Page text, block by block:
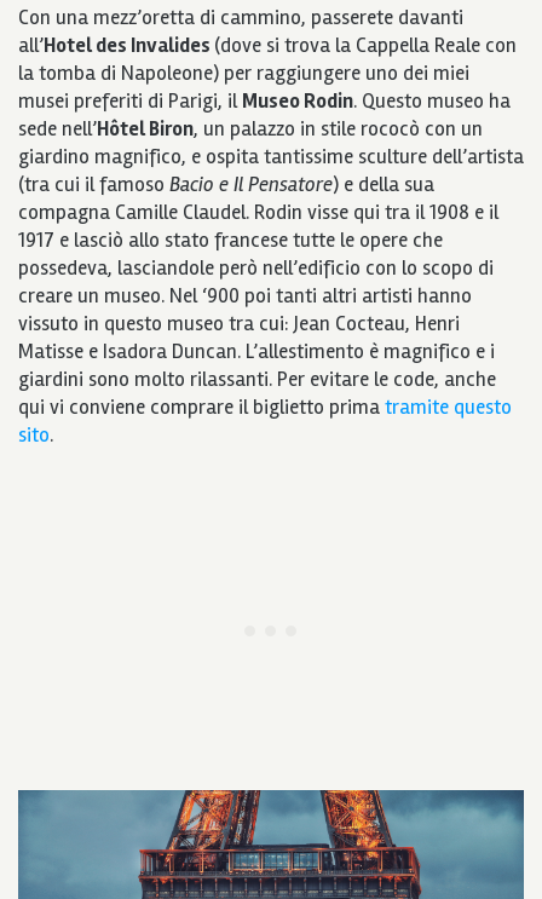
Con una mezz’oretta di cammino, passerete davanti
all’Hotel des Invalides (dove si trova la Cappella Reale con
la tomba di Napoleone) per raggiungere uno dei miei
musei preferiti di Parigi, ilMuseo Rodin. Questo museo ha
sede nell’Hôtel Biron, un palazzo in stile rococò con un
giardino magnifico, e ospita tantissime sculture dell’artista
(tra cui il famoso Bacio e Il Pensatore) e della sua
compagna Camille Claudel. Rodin visse qui tra il 1908 e il
1917 e lasciò allo stato francese tutte le opere che
possedeva, lasciandole però nell’edificio con lo scopo di
creare un museo. Nel ‘900 poi tanti altri artisti hanno
vissuto in questo museo tra cui: Jean Cocteau, Henri
Matisse e Isadora Duncan. L’allestimento è magnifico e i
giardini sono molto rilassanti. Per evitare le code, anche
qui vi conviene comprare il biglietto primatramite questo
sito.